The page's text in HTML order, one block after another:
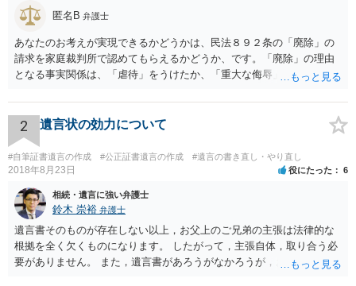
匿名B 弁護士
あなたのお考えが実現できるかどうかは、民法８９２条の「廃除」の
請求を家庭裁判所で認めてもらえるかどうか、です。「廃除」の理由
となる事実関係は、「虐待」をうけたか、「重大な侮辱」を受けた
「廃除」は遺言でも可能です（民法８９３条）。 弁護士に具体的な事
情を話して相談して、「廃除」が可能か、実際に法律相談を受けるこ
とをお勧めします。
2 遺言状の効力について
#自筆証書遺言の作成 #公正証書遺言の作成 #遺言の書き直し・やり直し
2018年8月23日 役にたった 6
相続・遺言に強い弁護士
鈴木 崇裕 弁護士
遺言書そのものが存在しない以上，お父上のご兄弟の主張は法律的な
根拠を全く欠くものになります。 したがって，主張自体，取り合う必
要がありません。 また，遺言書があろうがなかろうが，お父上のご兄